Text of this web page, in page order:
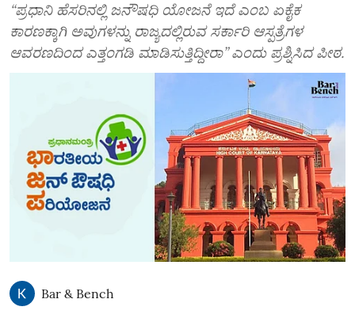
“ಪ್ರಧಾನಿ ಹೆಸರಿನಲ್ಲಿ ಜನೌಷಧಿ ಯೋಜನೆ ಇದೆ ಎಂಬ ಏಕೈಕ
ಕಾರಣಕ್ಕಾಗಿ ಅವುಗಳನ್ನು ರಾಜ್ಯದಲ್ಲಿರುವ ಸರ್ಕಾರಿ ಆಸ್ಪತ್ರೆಗಳ
ಆವರಣದಿಂದ ಎತ್ತಂಗಡಿ ಮಾಡಿಸುತ್ತಿದ್ದೀರಾ” ಎಂದು ಪ್ರಶ್ನಿಸಿದ ಪೀಠ.
Bar & Bench